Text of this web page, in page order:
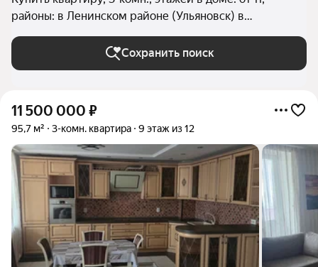
районы: в Ленинском районе (Ульяновск) в
Ульяновске
Сохранить поиск
11 500 000 ₽
95,7 м² 3-комн. квартира 9 этаж из 12